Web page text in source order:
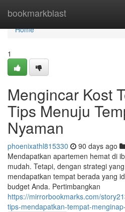
bookmarkblast
Home
Home
1
Mengincar Kost
Tips Menuju
Nyaman
phoenixathl815330 90 days ago
Mendapatkan apartemen hemat di
mudah. Tetapi, dengan strategi
mendapatkan tempat berada yang
budget Anda. Pertimbangkan
https://mirrorbookmarks.com/
tips-mendapatkan-tempat-